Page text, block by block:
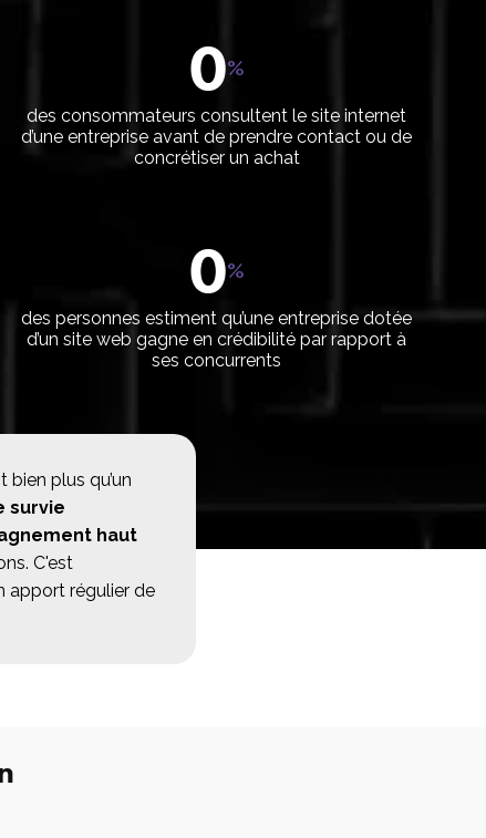
Gestion des réseaux
Partenariat médias
0%
des consommateurs consultent le site internet
d’une entreprise avant de prendre contact ou de
concrétiser un achat
0%
des personnes estiment qu’une entreprise dotée
d’un site web gagne en crédibilité par rapport à
ses concurrents
plus qu’un
survie
haut
C'est
apport régulier de